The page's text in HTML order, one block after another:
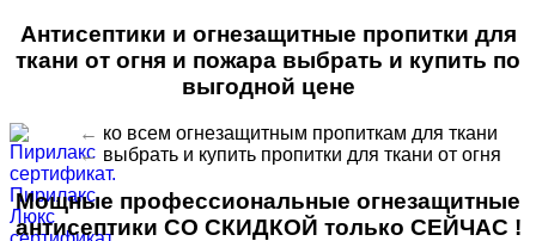
Антисептики и огнезащитные пропитки для
ткани от огня и пожара выбрать и купить по
выгодной цене
← ко всем огнезащитным пропиткам для ткани
← выбрать и купить пропитки для ткани от огня
Мощные профессиональные огнезащитные
антисептики СО СКИДКОЙ только СЕЙЧАС !